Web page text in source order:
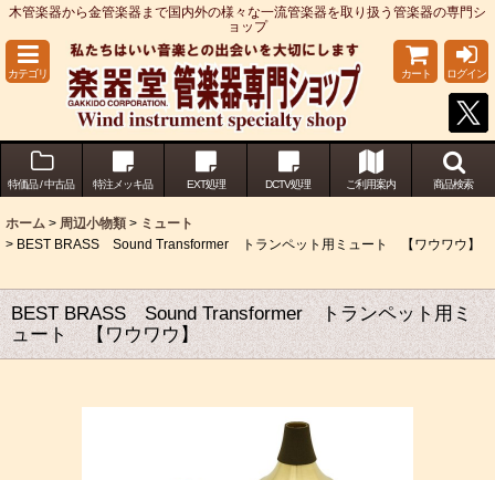
木管楽器から金管楽器まで国内外の様々な一流管楽器を取り扱う管楽器の専門シ
ョップ
カテゴリ カート ログイン
特価品 / 中古品 特注メッキ品 EXT処理 DCTV処理 ご利用案内 商品検索
ホーム > 周辺小物類 > ミュート
> BEST BRASS Sound Transformer トランペット用ミュート 【ワウワウ】
BEST BRASS Sound Transformer トランペット用ミ
ュート 【ワウワウ】